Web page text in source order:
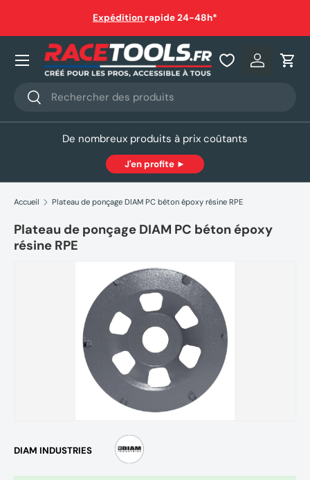
Aller au contenu
Expédition rapide 24-48h*
Recherche
Rechercher
Se
Nos produits
De nombreux produits à prix coûtants
J'en profite ►
Accueil Plateau de ponçage DIAM PC béton époxy résine RPE
Plateau de ponçage DIAM PC béton époxy
résine RPE
DIAM INDUSTRIES